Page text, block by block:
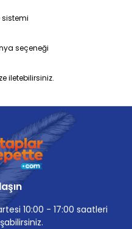
sistemi
seçeneği
iletebilirsiniz.
10:00 - 17:00 saatleri